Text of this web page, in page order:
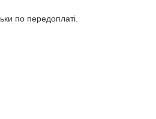
по передоплаті.